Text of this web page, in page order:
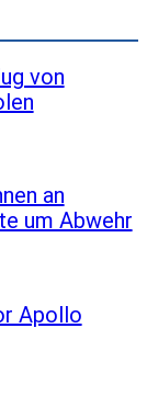
von
an
um Abwehr
Apollo